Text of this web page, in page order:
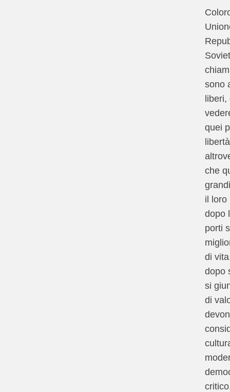
sono
liberi,
quei
che
il loro
dopo
porti
di
dopo
si
di